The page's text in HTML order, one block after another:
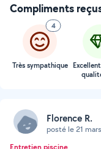
Compliments
4
Très sympathique
Florence R.
posté le 21
Entretien piscine